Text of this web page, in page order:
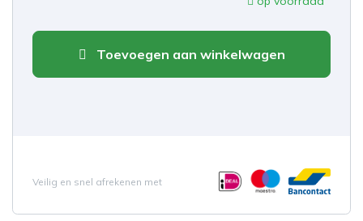
Toevoegen aan winkelwagen
Veilig en snel afrekenen met